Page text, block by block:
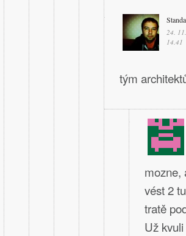
24.
14.41
tým
mozne,
vést 2
tratě
Už